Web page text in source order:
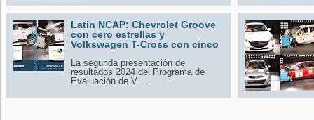
Latin NCAP: Chevrolet Groove
con cero estrellas y
Volkswagen T-Cross con cinco
La segunda presentación de
resultados 2024 del Programa de
Evaluación de V ...